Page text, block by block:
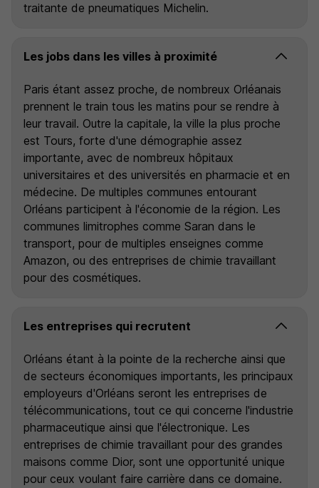
traitante de pneumatiques Michelin.
Les jobs dans les villes à proximité
Paris étant assez proche, de nombreux Orléanais
prennent le train tous les matins pour se rendre à
leur travail. Outre la capitale, la ville la plus proche
est Tours, forte d'une démographie assez
importante, avec de nombreux hôpitaux
universitaires et des universités en pharmacie et en
médecine. De multiples communes entourant
Orléans participent à l'économie de la région. Les
communes limitrophes comme Saran dans le
transport, pour de multiples enseignes comme
Amazon, ou des entreprises de chimie travaillant
pour des cosmétiques.
Les entreprises qui recrutent
Orléans étant à la pointe de la recherche ainsi que
de secteurs économiques importants, les principaux
employeurs d'Orléans seront les entreprises de
télécommunications, tout ce qui concerne l'industrie
pharmaceutique ainsi que l'électronique. Les
entreprises de chimie travaillant pour des grandes
maisons comme Dior, sont une opportunité unique
pour ceux voulant faire carrière dans ce domaine.